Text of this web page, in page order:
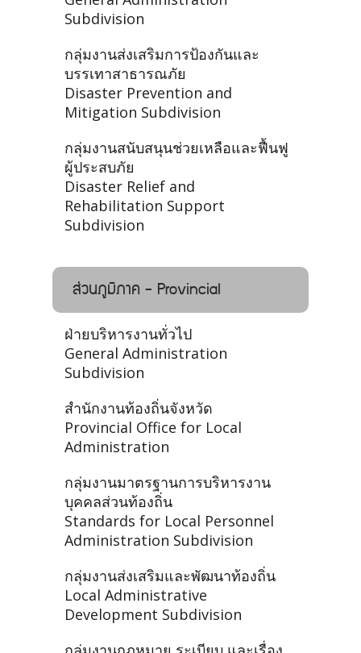
Subdivision
กลุ่มงานส่งเสริมการป้องกันและ
บรรเทาสาธารณภัย
Disaster Prevention and
Mitigation Subdivision
กลุ่มงานสนับสนุนช่วยเหลือและฟื้นฟู
ผู้ประสบภัย
Disaster Relief and
Rehabilitation Support
Subdivision
ส่วนภูมิภาค - Provincial
ฝ่ายบริหารงานทั่วไป
General Administration
Subdivision
สำนักงานท้องถิ่นจังหวัด
Provincial Office for Local
Administration
กลุ่มงานมาตรฐานการบริหารงาน
บุคคลส่วนท้องถิ่น
Standards for Local Personnel
Administration Subdivision
กลุ่มงานส่งเสริมและพัฒนาท้องถิ่น
Local Administrative
Development Subdivision